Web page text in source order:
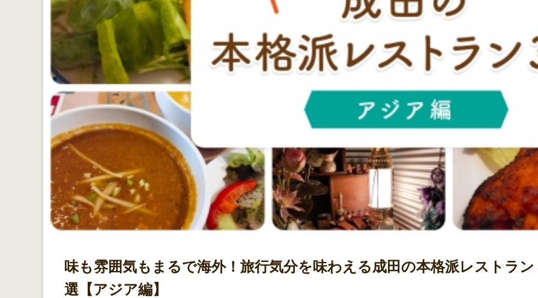
味も雰囲気もまるで海外！旅行気分を味わえる成田の本格派レストラン
選【アジア編】